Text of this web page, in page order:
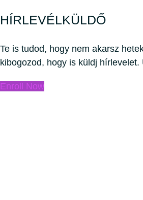
HÍRLEVÉLKÜLDŐ
Te is tudod, hogy nem akarsz
kibogozod, hogy is küldj hírlevelet.
Enroll Now